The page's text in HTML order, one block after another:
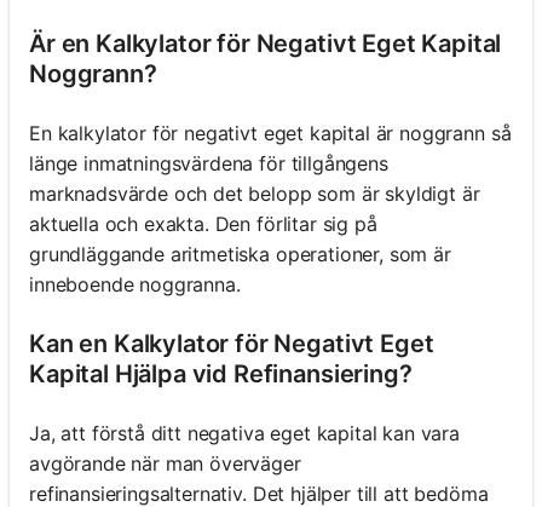
Är en Kalkylator för Negativt Eget Kapital
Noggrann?
En kalkylator för negativt eget kapital är noggrann så
länge inmatningsvärdena för tillgångens
marknadsvärde och det belopp som är skyldigt är
aktuella och exakta. Den förlitar sig på
grundläggande aritmetiska operationer, som är
inneboende noggranna.
Kan en Kalkylator för Negativt Eget
Kapital Hjälpa vid Refinansiering?
Ja, att förstå ditt negativa eget kapital kan vara
avgörande när man överväger
refinansieringsalternativ. Det hjälper till att bedöma